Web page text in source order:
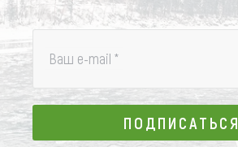
Ваш e-mail *
ПОДПИСАТЬСЯ